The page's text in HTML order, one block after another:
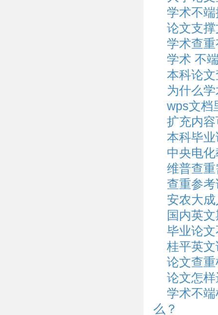
学术不
论文支
学术查
学术 不
本科论
为什么
wps文档
扩充内
本科毕
中央电
维普查
查重参
安农大
国内英
毕业论
桂平英
论文查
论文怎
学术不
么？